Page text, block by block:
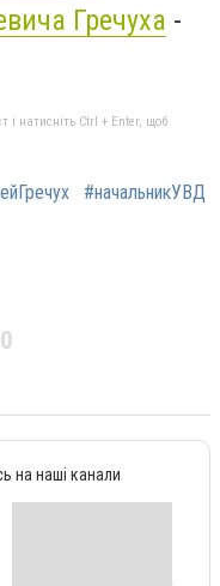
Гречуха -
і натисніть Ctrl + Enter, щоб
#начальникУВД
на наші канали